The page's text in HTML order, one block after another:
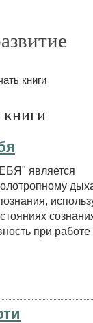
книги
книги
является
при работе